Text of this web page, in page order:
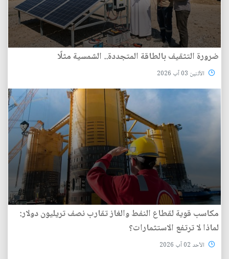
ضرورة التثقيف بالطاقة المتجددة.. الشمسية مثلًا
الأثنين 03 آب 2026
مكاسب قوية لقطاع النفط والغاز تقارب نصف تريليون دولار:
لماذا لا ترتفع الاستثمارات؟
الأحد 02 آب 2026